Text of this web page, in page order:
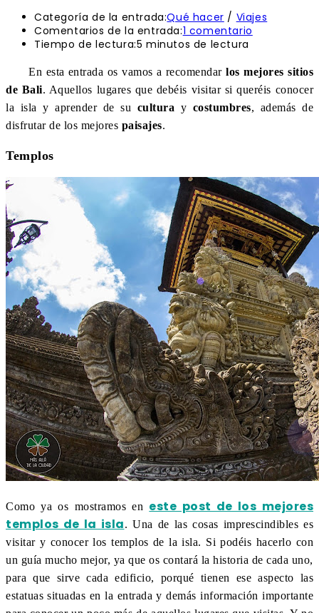
Categoría de la entrada:Qué hacer / Viajes
Comentarios de la entrada:1 comentario
Tiempo de lectura:5 minutos de lectura
En esta entrada os vamos a recomendarlos mejores sitios
de Bali. Aquellos lugares que debéis visitar si queréis conocer
la isla y aprender de su cultura y costumbres, además de
disfrutar de los mejores paisajes.
Templos
Como ya os mostramos en este post de los mejores
templos de la isla. Una de las cosas imprescindibles es
visitar y conocer los templos de la isla. Si podéis hacerlo con
un guía mucho mejor, ya que os contará la historia de cada uno,
para que sirve cada edificio, porqué tienen ese aspecto las
estatuas situadas en la entrada y demás información importante